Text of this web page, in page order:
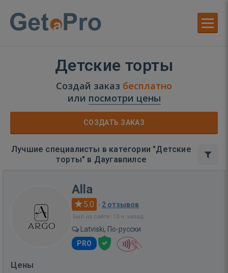
Детские торты
Создай заказ бесплатно
или посмотри цены
СОЗДАТЬ ЗАКАЗ
Лучшие специалисты в категории "Детские
торты" в Даугавпилсе
Alla
5.0 · 2 отзывов
Был на сайте: 13 ч. назад
Latviski, По-русски
PRO
Цены